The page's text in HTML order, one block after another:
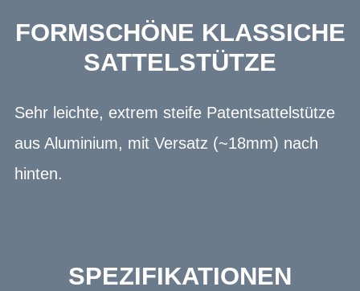
FORMSCHÖNE KLASSICHE
SATTELSTÜTZE
Sehr leichte, extrem steife Patentsattelstütze
aus Aluminium, mit Versatz (~18mm) nach
hinten.
SPEZIFIKATIONEN